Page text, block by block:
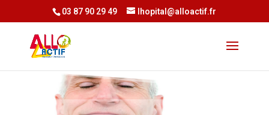
03 87 90 29 49 lhopital@alloactif.fr